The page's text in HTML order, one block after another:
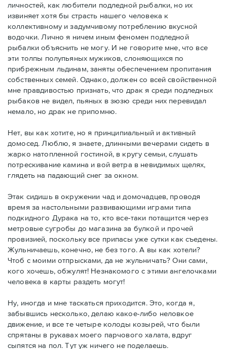
личностей, как любители подледной рыбалки, но их
извиняет хотя бы страсть нашего человека к
коллективному и задумчивому потреблению вкусной
водочки. Лично я ничем иным феномен подледной
рыбалки объяснить не могу. И не говорите мне, что все
эти толпы полупьяных мужиков, слоняющихся по
прибрежным льдинам, заняты обеспечением пропитания
собственных семей. Однако, должен со всей свойственной
мне правдивостью признать, что драк я среди подледных
рыбаков не видел, пьяных в зюзю среди них перевидал
немало, но драк не припомню.
Нет, вы как хотите, но я принципиальный и активный
домосед. Люблю, я знаете, длинными вечерами сидеть в
жарко натопленной гостиной, в кругу семьи, слушать
потрескивание камина и вой ветра в невидимых щелях,
глядеть на падающий снег за окном.
Этак сидишь в окружении чад и домочадцев, проводя
время за настольными развивающими играми типа
подкидного Дурака на то, кто все-таки потащится через
метровые сугробы до магазина за булкой и прочей
провизией, поскольку все припасы уже сутки как съедены.
Жульничаешь, конечно, не без того. А вы как хотели?
Чтоб с моими отпрысками, да не жульничать? Они сами,
кого хочешь, обжулят! Незнакомого с этими ангелочками
человека в карты раздеть могут!
Ну, иногда и мне таскаться приходится. Это, когда я,
забывшись несколько, делаю какое-либо неловкое
движение, и все те четыре колоды козырей, что были
спрятаны в рукавах моего парчового халата, вдруг
сыпятся на пол. Тут уж ничего не поделаешь.